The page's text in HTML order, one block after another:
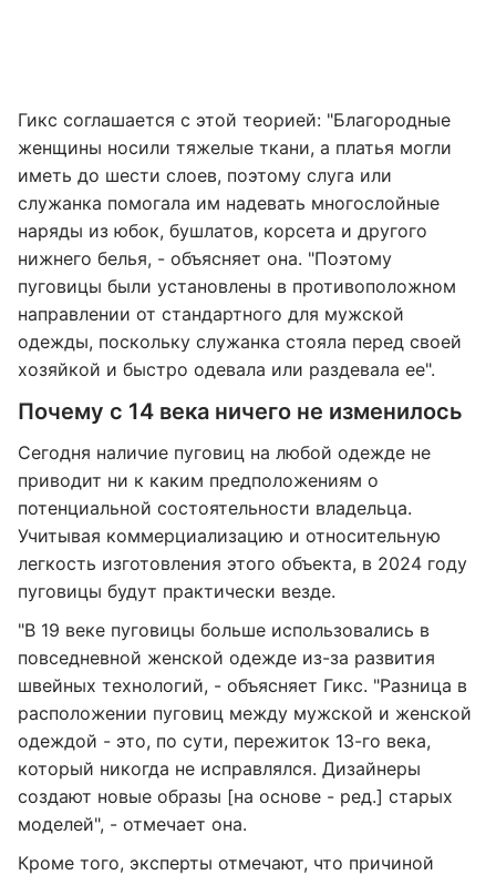
Гикс соглашается с этой теорией: "Благородные
женщины носили тяжелые ткани, а платья могли
иметь до шести слоев, поэтому слуга или
служанка помогала им надевать многослойные
наряды из юбок, бушлатов, корсета и другого
нижнего белья, - объясняет она. "Поэтому
пуговицы были установлены в противоположном
направлении от стандартного для мужской
одежды, поскольку служанка стояла перед своей
хозяйкой и быстро одевала или раздевала ее".
Почему с 14 века ничего не изменилось
Сегодня наличие пуговиц на любой одежде не
приводит ни к каким предположениям о
потенциальной состоятельности владельца.
Учитывая коммерциализацию и относительную
легкость изготовления этого объекта, в 2024 году
пуговицы будут практически везде.
"В 19 веке пуговицы больше использовались в
повседневной женской одежде из-за развития
швейных технологий, - объясняет Гикс. "Разница в
расположении пуговиц между мужской и женской
одеждой - это, по сути, пережиток 13-го века,
который никогда не исправлялся. Дизайнеры
создают новые образы [на основе - ред.] старых
моделей", - отмечает она.
Кроме того, эксперты отмечают, что причиной